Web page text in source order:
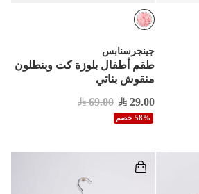
جينجرسنابس
طقم أطفال بلوزة كت وبنطلون
منقوش بناتي
29.00
69.00
58% خصم